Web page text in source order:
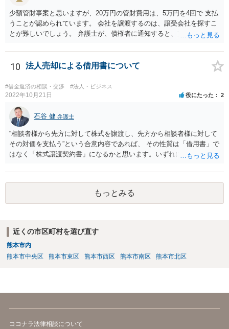
少額管財事案と思いますが、20万円の管財費用は、5万円を4回で 支払
うことが認められています。 会社を譲渡するのは、譲受会社を探すこ
とが難しいでしょう。 弁護士が、債権者に通知すると、支払いを止め
う。
10 法人売却による借用書について
#借金返済の相談・交渉 #法人・ビジネス
2022年10月21日 役にたった 2
石谷 健 弁護士
“相談者様から先方に対して株式を譲渡し、先方から相談者様に対して
その対価を支払う”という合意内容であれば、 その性質は「借用書」で
はなく「株式譲渡契約書」になるかと思います。いずれにせよ、口約
た場合に、相談者様として、民事訴訟を経ないでいきなり強制執行
（先方の財産を差し押さえること等）を行えるようにしておくには、
単に両者間で契約書を作成するのではなく、 両者が公証役場に赴い
て、公証人によって作成される公正証書の形式で契約の締結を行うこ
ちに強制執行に服する旨の陳述」（民事執行法第２２条第５号）の 記
載を盛り込んでおく必要もあります。 以上について、さらに詳しくお
知りになりたい場合は、法律事務所等での弁護士への法律相談をご検
討ください。
もっとみる
近くの市区町村を選び直す
熊本市内
熊本市中央区
熊本市東区 熊本市西区 熊本市南区 熊本市北区
ココナラ法律相談について